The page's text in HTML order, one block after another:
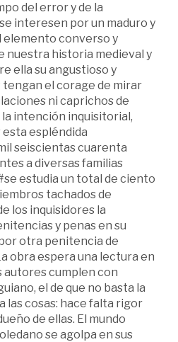
del error y de la
interesen por un maduro y
elemento converso y
nuestra historia medieval y
ella su angustioso y
el corage de mirar
ni caprichos de
la intención inquisitorial,
espléndida
seiscientas cuarenta
a diversas familias
estudia un total de ciento
tachados de
los inquisidores la
y penas en su
otra penitencia de
obra espera una lectura en
autores cumplen con
el de que no basta la
las cosas: hace falta rigor
de ellas. El mundo
se agolpa en sus